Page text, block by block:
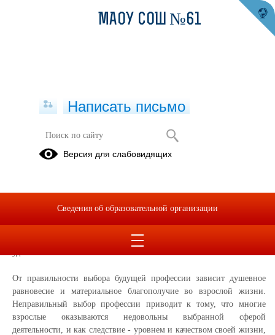
Профориентация
Почему? Да, потому что от того правильно ли вы выберите свою
будущую профессию, будет зависеть вся ваша взрослая жизнь,
будете ли вы ею довольны или будете корить судьбу, что"жизнь не
От правильности выбора будущей профессии зависит душевное
равновесие и материальное благополучие во взрослой жизни.
Неправильный выбор профессии приводит к тому, что многие
взрослые оказываются недовольны выбранной сферой
деятельности, и как следствие - уровнем и качеством своей жизни,
МАОУ СОШ №61
Написать письмо
Версия для слабовидящих
Сведения об образовательной организации